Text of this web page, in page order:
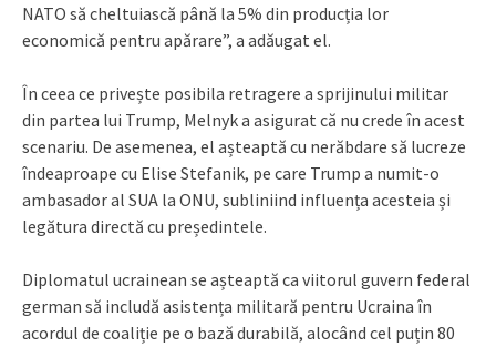
NATO să cheltuiască până la 5% din producția lor
economică pentru apărare”, a adăugat el.
În ceea ce privește posibila retragere a sprijinului militar
din partea lui Trump, Melnyk a asigurat că nu crede în acest
scenariu. De asemenea, el așteaptă cu nerăbdare să lucreze
îndeaproape cu Elise Stefanik, pe care Trump a numit-o
ambasador al SUA la ONU, subliniind influența acesteia și
legătura directă cu președintele.
Diplomatul ucrainean se așteaptă ca viitorul guvern federal
german să includă asistența militară pentru Ucraina în
acordul de coaliție pe o bază durabilă, alocând cel puțin 80